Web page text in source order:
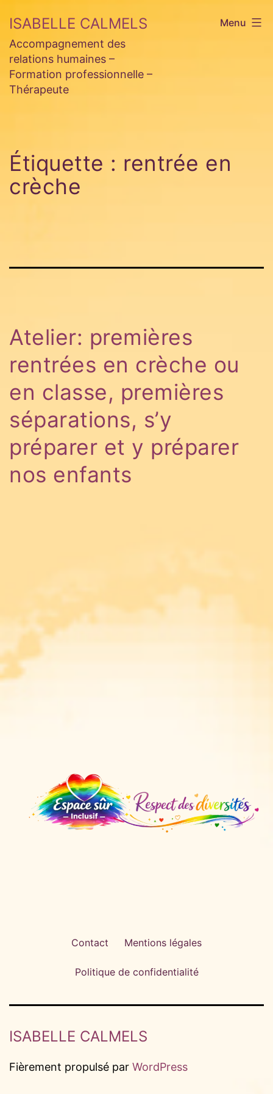
au
contenu
ISABELLE CALMELS
Accompagnement des
relations humaines –
Formation professionnelle –
Thérapeute
Menu
Étiquette : rentrée en
crèche
Atelier: premières
rentrées en crèche ou
en classe, premières
séparations, s’y
préparer et y préparer
nos enfants
Contact Mentions légales
Politique de confidentialité
ISABELLE CALMELS
Fièrement propulsé par WordPress